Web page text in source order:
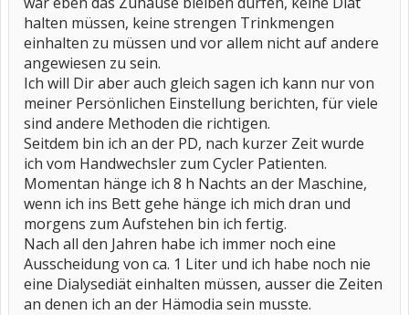
halten müssen, keine strengen Trinkmengen
einhalten zu müssen und vor allem nicht auf andere
angewiesen zu sein.
Ich will Dir aber auch gleich sagen ich kann nur von
meiner Persönlichen Einstellung berichten, für viele
sind andere Methoden die richtigen.
Seitdem bin ich an der PD, nach kurzer Zeit wurde
ich vom Handwechsler zum Cycler Patienten.
Momentan hänge ich 8 h Nachts an der Maschine,
wenn ich ins Bett gehe hänge ich mich dran und
morgens zum Aufstehen bin ich fertig.
Nach all den Jahren habe ich immer noch eine
Ausscheidung von ca. 1 Liter und ich habe noch nie
eine Dialysediät einhalten müssen, ausser die Zeiten
an denen ich an der Hämodia sein musste.